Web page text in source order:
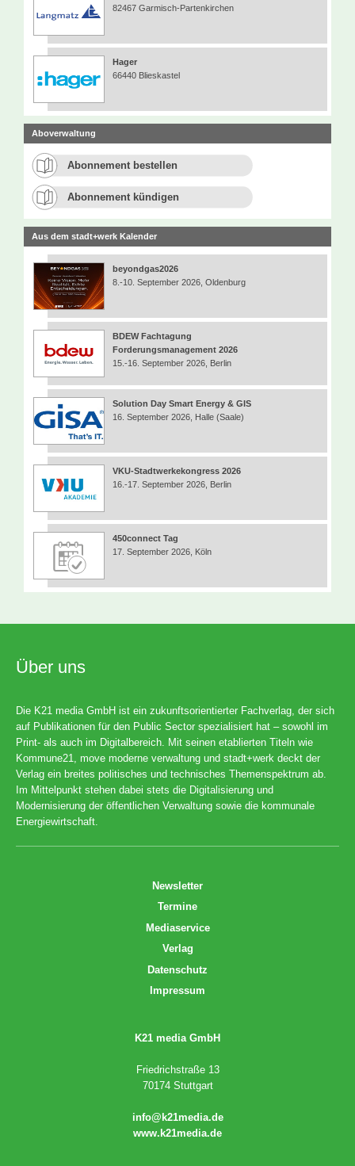
82467 Garmisch-Partenkirchen
Hager
66440 Blieskastel
Aboverwaltung
Abonnement bestellen
Abonnement kündigen
Aus dem stadt+werk Kalender
beyondgas2026
8.-10. September 2026, Oldenburg
BDEW Fachtagung
Forderungsmanagement 2026
15.-16. September 2026, Berlin
Solution Day Smart Energy & GIS
16. September 2026, Halle (Saale)
VKU-Stadtwerkekongress 2026
16.-17. September 2026, Berlin
450connect Tag
17. September 2026, Köln
Über uns
Die K21 media GmbH ist ein zukunftsorientierter Fachverlag, der sich
auf Publikationen für den Public Sector spezialisiert hat – sowohl im
Print- als auch im Digitalbereich. Mit seinen etablierten Titeln wie
Kommune21, move moderne verwaltung und stadt+werk deckt der
Verlag ein breites politisches und technisches Themenspektrum ab.
Im Mittelpunkt stehen dabei stets die Digitalisierung und
Modernisierung der öffentlichen Verwaltung sowie die kommunale
Energiewirtschaft.
Newsletter
Termine
Mediaservice
Verlag
Datenschutz
Impressum
K21 media GmbH
Friedrichstraße 13
70174 Stuttgart
info@k21media.de
www.k21media.de